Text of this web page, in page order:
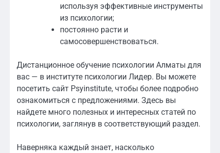
используя эффективные инструменты
из психологии;
постоянно расти и
самосовершенствоваться.
Дистанционное обучение психологии Алматы для
вас — в институте психологии Лидер. Вы можете
посетить сайт Psyinstitute, чтобы более подробно
ознакомиться с предложениями. Здесь вы
найдете много полезных и интересных статей по
психологии, заглянув в соответствующий раздел.
Наверняка каждый знает, насколько